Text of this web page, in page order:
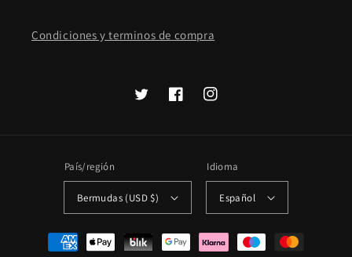
Condiciones y terminos de compra
TwitterFacebookInstagram
País/región
Bermudas (USD $)
Idioma
Español
Formas